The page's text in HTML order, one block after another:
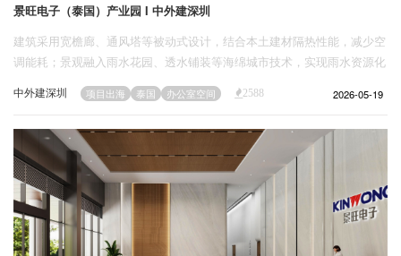
人 物
地 产
快速搜索
企业会员
关于投稿
广告投放
景旺电子（泰国）产业园 I 中外建深圳
建筑采用宽檐廊、通风塔等被动式设计，结合本土建材隔热性能，减少空
调能耗；景观融入雨水花园、透水铺装等海绵城市技术，实现雨水资源化
利用，进一步压缩运营成本。
中外建深圳 项目出海 泰国 办公室空间 2588 2026-05-19